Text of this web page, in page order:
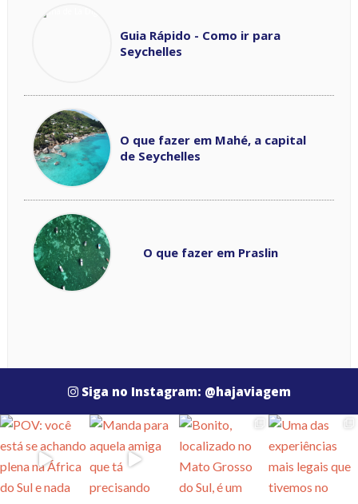
Guia Rápido - Como ir para
Seychelles
O que fazer em Mahé, a capital
de Seychelles
O que fazer em Praslin
Siga no Instagram: @hajaviagem